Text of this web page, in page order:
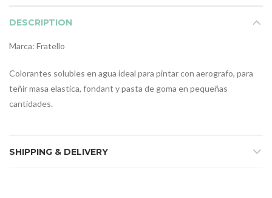
DESCRIPTION
Marca: Fratello
Colorantes solubles en agua ideal para pintar con aerografo, para
teñir masa elastica, fondant y pasta de goma en pequeñas
cantidades.
SHIPPING & DELIVERY